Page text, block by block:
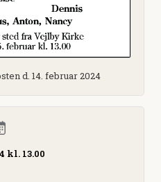
d. 14. februar 2024
kl. 13.00